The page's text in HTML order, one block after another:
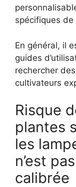
spécifiques
En général, il
guides
rechercher
cultivateurs
Risque
plantes
les
n’est
calibrée